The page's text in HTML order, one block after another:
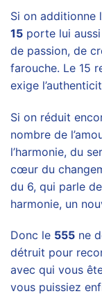
Si on additionne
15 porte lui
de passion, de
farouche. Le 15
exige
Si on réduit
nombre de
l’harmonie, du
cœur du
du 6, qui parle
harmonie, un
Donc le 555 ne
détruit pour
avec qui vous
vous puissiez